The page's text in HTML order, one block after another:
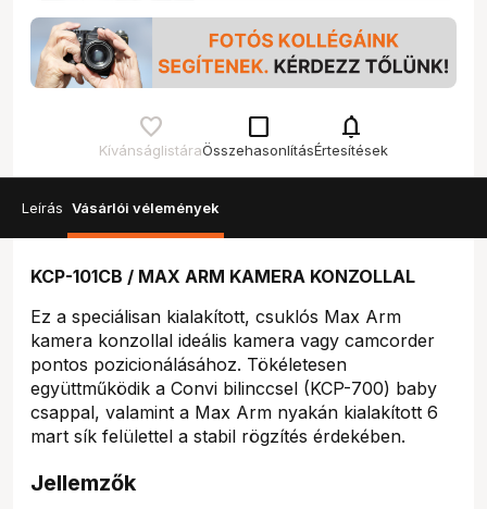
Kívánságlistára
check_box_outline_blank
Összehasonlítás
notifications
Értesítések
Leírás Vásárlói vélemények
KCP-101CB / MAX ARM KAMERA KONZOLLAL
Ez a speciálisan kialakított, csuklós Max Arm
kamera konzollal ideális kamera vagy camcorder
pontos pozicionálásához. Tökéletesen
együttműködik a Convi bilinccsel (KCP-700) baby
csappal, valamint a Max Arm nyakán kialakított 6
mart sík felülettel a stabil rögzítés érdekében.
Jellemzők